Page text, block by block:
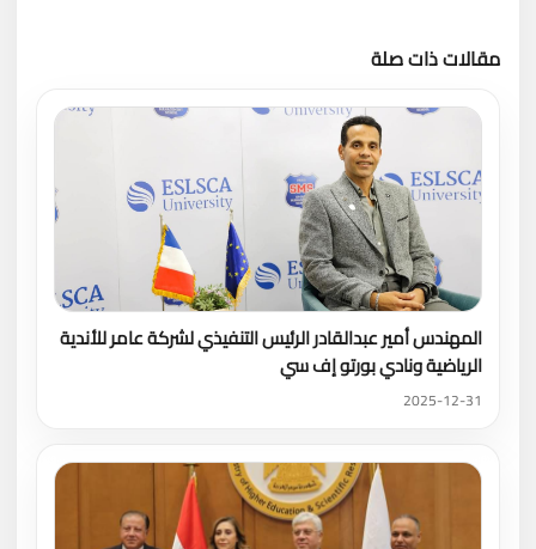
مقالات ذات صلة
المهندس أمير عبدالقادر الرئيس التنفيذي لشركة عامر للأندية
الرياضية ونادي بورتو إف سي
2025-12-31